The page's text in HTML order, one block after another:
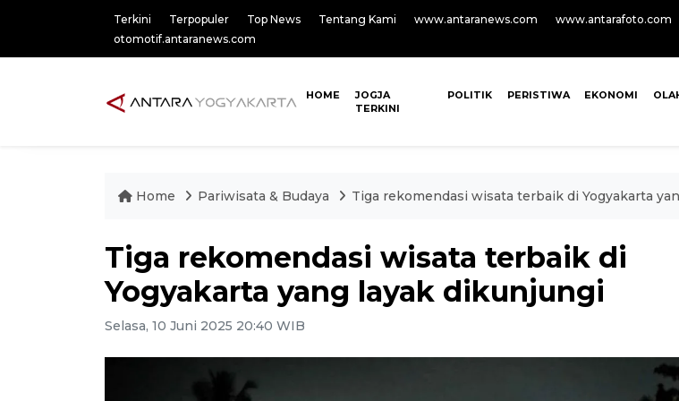
Terkini Terpopuler Top News Tentang Kami www.antaranews.com
www.antarafoto.com
otomotif.antaranews.com
HOME
JOGJA
TERKINI
POLITIK PERISTIWA EKONOMI
Home Pariwisata & Budaya Tiga rekomendasi wisata terbaik di Yogyakarta
Tiga rekomendasi wisata terbaik di
Yogyakarta yang layak dikunjungi
Selasa, 10 Juni 2025 20:40 WIB